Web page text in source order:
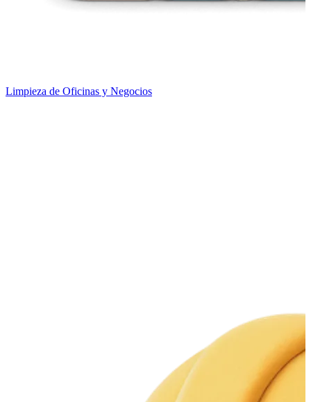
Limpieza de Oficinas y Negocios